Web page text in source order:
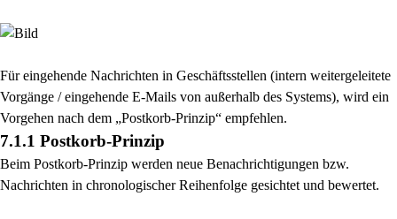
Für eingehende Nachrichten in Geschäftsstellen (intern weitergeleitete
Vorgänge / eingehende E-Mails von außerhalb des Systems), wird ein
Vorgehen nach dem „Postkorb-Prinzip“ empfehlen.
7.1.1 Postkorb-Prinzip
Beim Postkorb-Prinzip werden neue Benachrichtigungen bzw.
Nachrichten in chronologischerReihenfolge gesichtet und bewertet.